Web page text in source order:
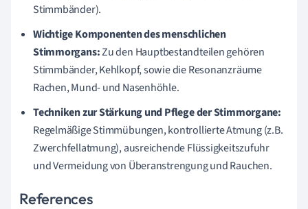
Stimmbänder).
Wichtige Komponenten des menschlichen
Stimmorgans:Zu den Hauptbestandteilen gehören
Stimmbänder, Kehlkopf, sowie die Resonanzräume
Rachen, Mund- und Nasenhöhle.
Techniken zur Stärkung und Pflege der Stimmorgane:
Regelmäßige Stimmübungen, kontrollierte Atmung (z.B.
Zwerchfellatmung), ausreichende Flüssigkeitszufuhr
und Vermeidung von Überanstrengung und Rauchen.
References